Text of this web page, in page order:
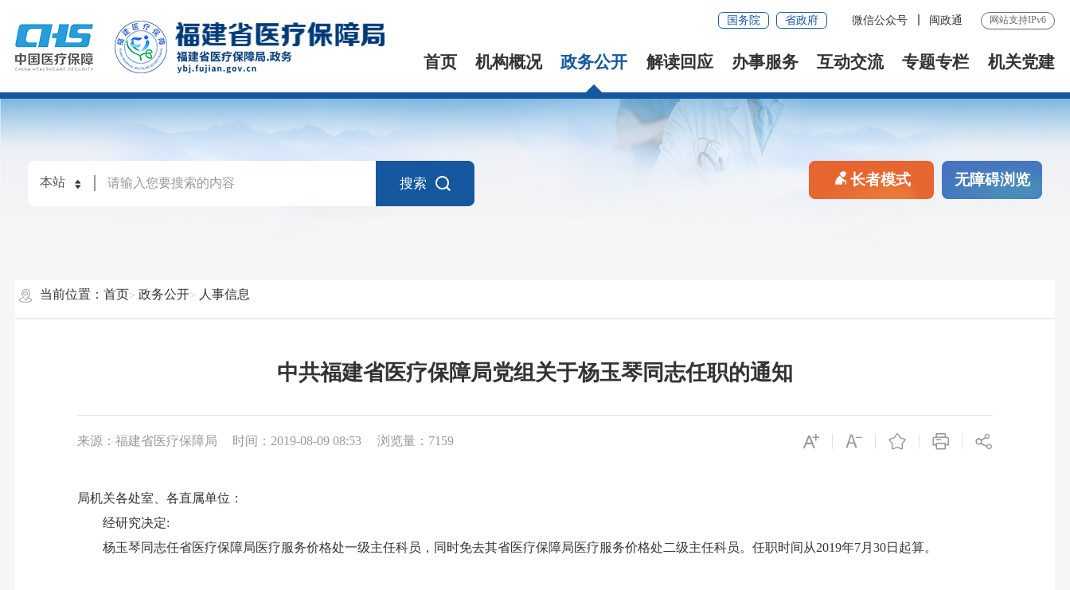
国务院 省政府 微信公众号 闽政通 网站支持IPv6
首页 机构概况 政务公开 解读回应 办事服务 互动交流 专题专栏 机关党建
搜索 长者模式 无障碍浏览
当前位置： 首页 政务公开 人事信息
中共福建省医疗保障局党组关于杨玉琴同志任职的通知
来源：福建省医疗保障局 时间：2019-08-09 08:53 浏览量：7159
局机关各处室、各直属单位：
经研究决定:
杨玉琴同志任省医疗保障局医疗服务价格处一级主任科员，同时免去其省医疗保障局医疗服务价格处二级主任科员。任职时间从2019年7月30日起算。